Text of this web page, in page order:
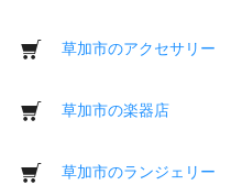
草加市のアクセサリー
草加市の楽器店
草加市のランジェリー